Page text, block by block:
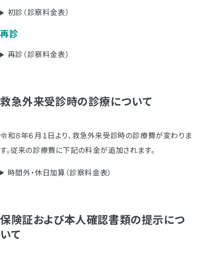
初診（診察料金表）
再診
再診（診察料金表）
救急外来受診時の診療について
令和８年６月１日より、救急外来受診時の診療費が変わりま
す。従来の診療費に下記の料金が追加されます。
時間外・休日加算（診察料金表）
保険証および本人確認書類の提示につ
いて